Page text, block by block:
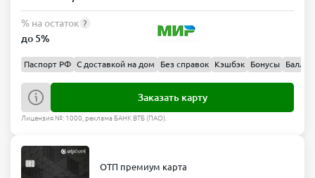
% на остаток ?
до 5%
Паспорт РФ С доставкой на дом Без справок Кэшбэк Бонусы Баллы
Заказать карту
Лицензия №: 1000, реклама БАНК ВТБ (ПАО).
ОТП премиум карта